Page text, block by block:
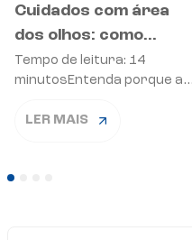
Cuidados com área
dos olhos: como
montar uma rotina
para a região mais
Tempo de leitura: 14
minutosEntenda porque a
cuidados específicos, quais
LER MAIS